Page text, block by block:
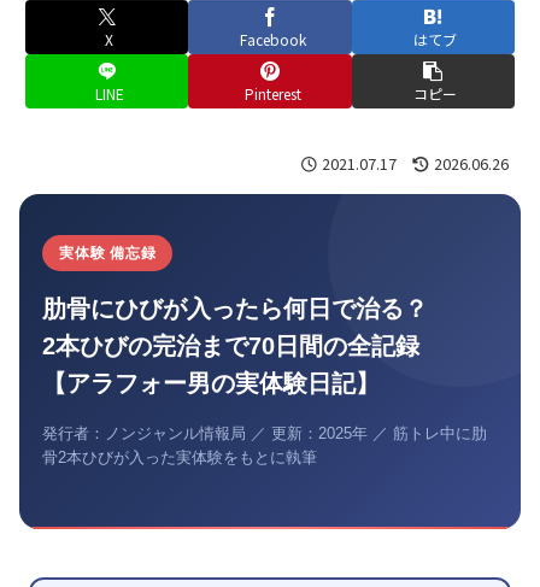
X Facebook はてブ
LINE Pinterest コピー
2021.07.17 2026.06.26
実体験 備忘録
肋骨にひびが入ったら何日で治る？
2本ひびの完治まで70日間の全記録
【アラフォー男の実体験日記】
発行者：ノンジャンル情報局 ／ 更新：2025年 ／ 筋トレ中に肋
骨2本ひびが入った実体験をもとに執筆